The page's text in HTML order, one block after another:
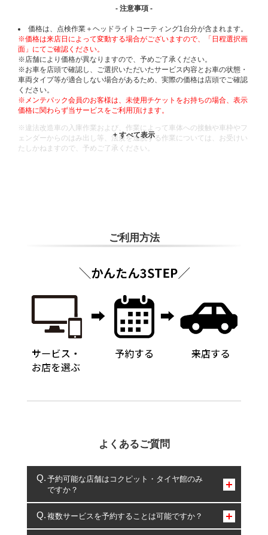
- 注意事項 -
価格は、点検作業＋ヘッドライトコーティング1台分が含まれます。
※価格は来店日によって変動する場合がございますので、「日程選択画
面」にてご確認ください。
※店舗により価格が異なりますので、予めご了承ください。
※お車を店頭で確認し、ご選択いただいたサービス内容とお車の状態・
車両タイプ等が適合しない場合があるため、実際の価格は店頭でご確認
ください。
※メンテパック会員のお客様は、未使用チケットをお持ちの場合、表示
価格に関わらず当サービスをご利用頂けます。
※違法改造車の入庫作業および、作業によって車体への接触や車枠やフ
ェンダーからのはみ出し等、法規を逸脱する作業については、お受けい
たしかねますので、予めご了承ください。
ご利用方法
よくあるご質問
予約可能な店舗はコクピット・タイヤ館のみ
ですか？
コクピット・タイヤ館のみとなります。
複数サービスを予約することは可能ですか？